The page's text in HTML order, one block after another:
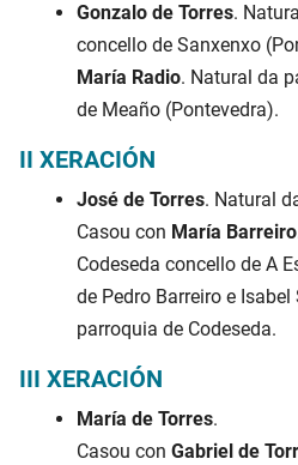
Gonzalo de Torres.
concello de Sanxenxo
María Radio. Natural da
de Meaño (Pontevedra).
II XERACIÓN
José de Torres. Natural
Casou con María Barreiro
Codeseda concello de A
de Pedro Barreiro e
parroquia de Codeseda.
III XERACIÓN
María de Torres.
Casou con Gabriel de